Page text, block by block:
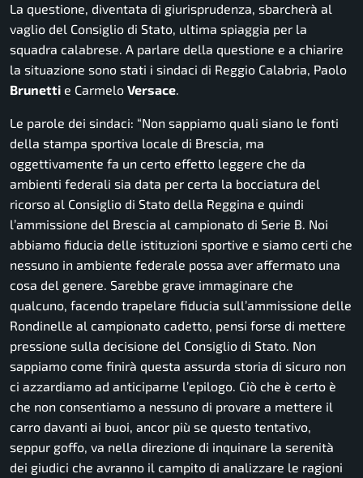
La questione, diventata di giurisprudenza, sbarcherà al
vaglio del Consiglio di Stato, ultima spiaggia per la
squadra calabrese. A parlare della questione e a chiarire
la situazione sono stati i sindaci di Reggio Calabria, Paolo
Brunetti e Carmelo Versace.
Le parole dei sindaci: “Non sappiamo quali siano le fonti
della stampa sportiva locale di Brescia, ma
oggettivamente fa un certo effetto leggere che da
ambienti federali sia data per certa la bocciatura del
ricorso al Consiglio di Stato della Reggina e quindi
l’ammissione del Brescia al campionato di Serie B. Noi
abbiamo fiducia delle istituzioni sportive e siamo certi che
nessuno in ambiente federale possa aver affermato una
cosa del genere. Sarebbe grave immaginare che
qualcuno, facendo trapelare fiducia sull’ammissione delle
Rondinelle al campionato cadetto, pensi forse di mettere
pressione sulla decisione del Consiglio di Stato. Non
sappiamo come finirà questa assurda storia di sicuro non
ci azzardiamo ad anticiparne l’epilogo. Ciò che è certo è
che non consentiamo a nessuno di provare a mettere il
carro davanti ai buoi, ancor più se questo tentativo,
seppur goffo, va nella direzione di inquinare la serenità
dei giudici che avranno il campito di analizzare le ragioni